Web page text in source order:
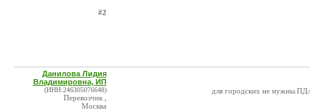
#2
Данилова Лидия
Владимировна, ИП
(ИНН:246305076648)
Перевозчик ,
Москва
для городских не